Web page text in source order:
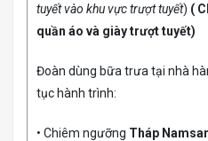
tuyết vào khu vực trượt tuyết) (
quần áo và giày trượt tuyết)
Đoàn dùng bữa trưa tại nhà
tục hành trình:
• Chiêm ngưỡng Tháp